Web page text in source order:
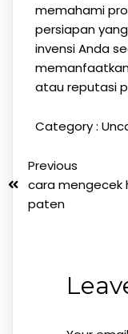
memahami
persiapan
invensi Anda
atau reputasi
Category :
Previous
cara mengecek
paten